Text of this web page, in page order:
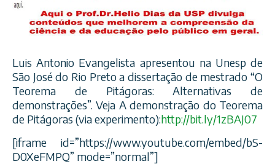
Luis Antonio Evangelista apresentou na Unesp de
São José do Rio Preto a dissertação de mestrado “O
Teorema de Pitágoras: Alternativas de
demonstrações”. Veja A demonstração do Teorema
de Pitágoras (via experimento):http://bit.ly/1zBAJ07
[iframe id=”https://www.youtube.com/embed/bS-
D0XeFMPQ” mode=”normal”]